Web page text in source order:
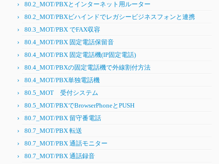
80.2_MOT/PBXとインターネット用ルーター
80.2_MOT/PBXビハインドでレガシービジネスフォンと連携
80.3_MOT/PBX でFAX収容
80.4_MOT/PBX 固定電話保留音
80.4_MOT/PBX 固定電話機(IP固定電話)
80.4_MOT/PBXの固定電話機で外線割付方法
80.4_MOT/PBX単独電話機
80.5_MOT 受付システム
80.5_MOT/PBXでBrowserPhoneとPUSH
80.7_MOT/PBX 留守番電話
80.7_MOT/PBX 転送
80.7_MOT/PBX 通話モニター
80.7_MOT/PBX 通話録音